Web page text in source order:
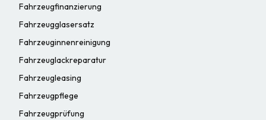
Fahrzeugfinanzierung
Fahrzeugglasersatz
Fahrzeuginnenreinigung
Fahrzeuglackreparatur
Fahrzeugleasing
Fahrzeugpflege
Fahrzeugprüfung